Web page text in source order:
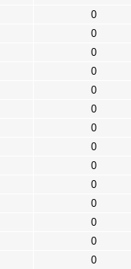
0
0
0
0
0
0
0
0
0
0
0
0
0
0